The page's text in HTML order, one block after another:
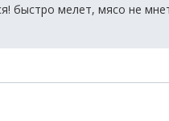
быстро мелет, мясо не